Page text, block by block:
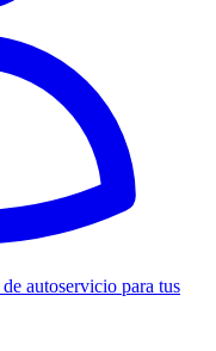
autoservicio para tus